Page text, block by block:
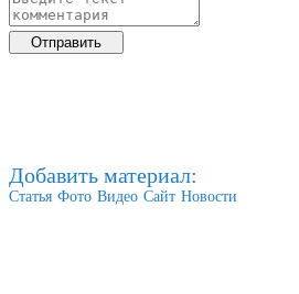
Добавить материал:
Статья Фото Видео Сайт Новости